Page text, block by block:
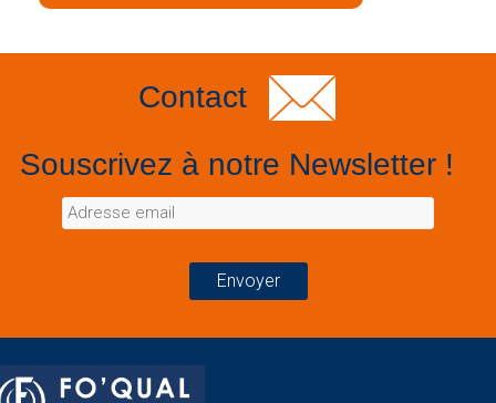
Contact
Souscrivez à notre Newsletter !